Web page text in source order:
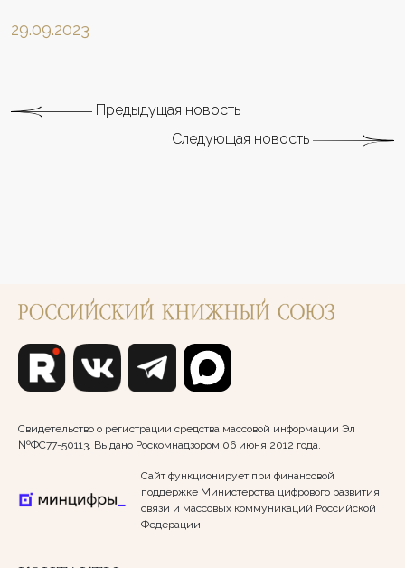
29.09.2023
Предыдущая новость
Следующая новость
Свидетельство о регистрации средства массовой информации Эл
№ФС77-50113. Выдано Роскомнадзором 06 июня 2012 года.
Сайт функционирует при финансовой
поддержке Министерства цифрового развития,
связи и массовых коммуникаций Российской
Федерации.